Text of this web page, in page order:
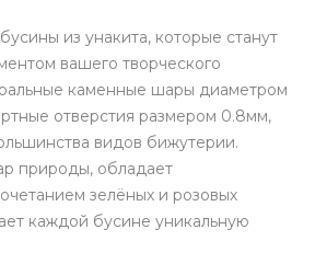
из унакита, которые станут
вашего творческого
каменные шары диаметром
отверстия размером 0.8мм,
видов бижутерии.
природы, обладает
зелёных и розовых
каждой бусине уникальную